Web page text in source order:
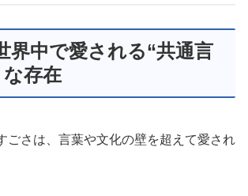
界中で愛される“共通言
存在
ごさは、言葉や文化の壁を超えて愛され